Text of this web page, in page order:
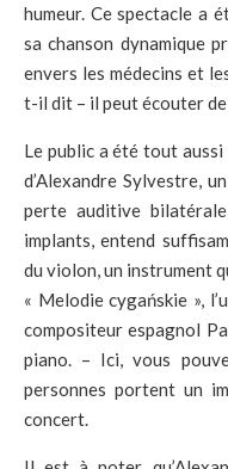
humeur. Ce spectacle a
sa chanson dynamique
envers les médecins et
t-il dit – il peut écouter de
Le public a été tout
d’Alexandre Sylvestre,
perte auditive
implants, entend
du violon, un instrument
« Melodie cygańskie »,
compositeur espagnol
piano. – Ici, vous
personnes portent un
concert.